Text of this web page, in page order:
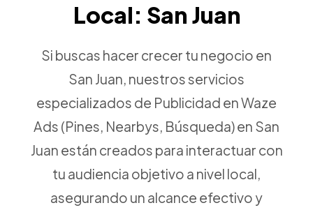
Local: San Juan
Si buscas hacer crecer tu negocio en
San Juan, nuestros servicios
especializados de Publicidad en Waze
Ads (Pines, Nearbys, Búsqueda) en San
Juan están creados para interactuar con
tu audiencia objetivo a nivel local,
asegurando un alcance efectivo y